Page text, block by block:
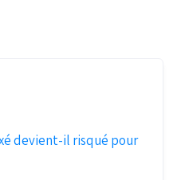
devient-il risqué pour